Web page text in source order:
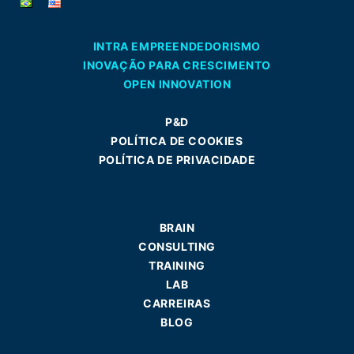
INTRA EMPREENDEDORISMO
INOVAÇÃO PARA CRESCIMENTO
OPEN INNOVATION
P&D
POLÍTICA DE COOKIES
POLÍTICA DE PRIVACIDADE
BRAIN
CONSULTING
TRAINING
LAB
CARREIRAS
BLOG